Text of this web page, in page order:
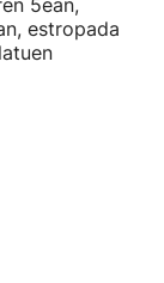
5ean,
estropada